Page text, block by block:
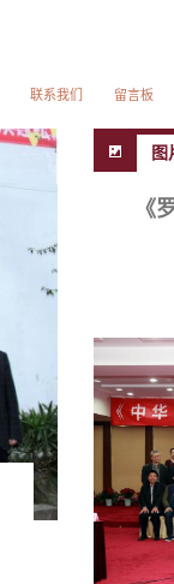
联系我们 留言板
图
《